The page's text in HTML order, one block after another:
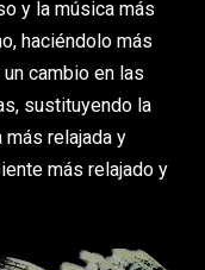
y la música más
haciéndolo más
cambio en las
sustituyendo la
relajada y
más relajado y